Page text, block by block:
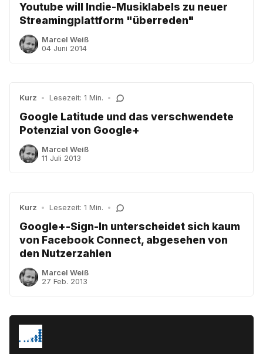
Youtube will Indie-Musiklabels zu neuer
Streamingplattform "überreden"
Marcel Weiß
04 Juni 2014
Kurz • Lesezeit: 1 Min. •
Google Latitude und das verschwendete
Potenzial von Google+
Marcel Weiß
11 Juli 2013
Kurz • Lesezeit: 1 Min. •
Google+-Sign-In unterscheidet sich kaum
von Facebook Connect, abgesehen von
den Nutzerzahlen
Marcel Weiß
27 Feb. 2013